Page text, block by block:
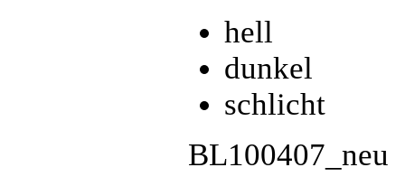
hell
dunkel
schlicht
BL100407_neu